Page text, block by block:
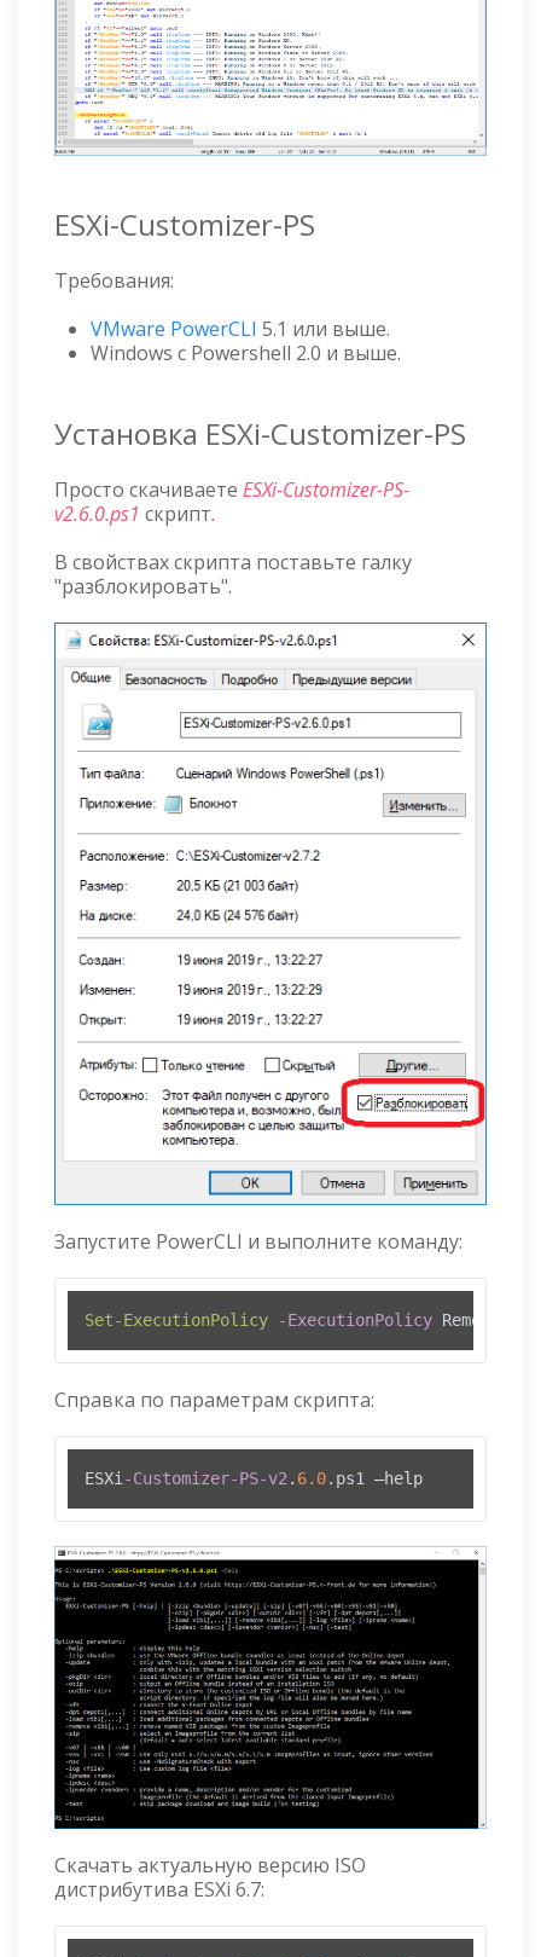
ESXi-Customizer-PS
Требования:
VMware PowerCLI 5.1 или выше.
Windows с Powershell 2.0 и выше.
Установка ESXi-Customizer-PS
Просто скачиваете ESXi-Customizer-PS-
v2.6.0.ps1 скрипт.
В свойствах скрипта поставьте галку
"разблокировать".
Запустите PowerCLI и выполните команду:
Set-ExecutionPolicy -ExecutionPolicy
Справка по параметрам скрипта:
ESXi-Customizer-PS-v2. 6.0.ps1 –help
Скачать актуальную версию ISO
дистрибутива ESXi 6.7: